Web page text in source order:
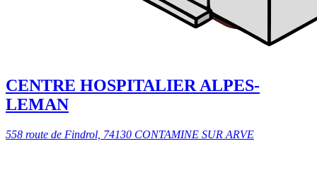
CENTRE HOSPITALIER ALPES-
LEMAN
558 route de Findrol, 74130 CONTAMINE SUR ARVE